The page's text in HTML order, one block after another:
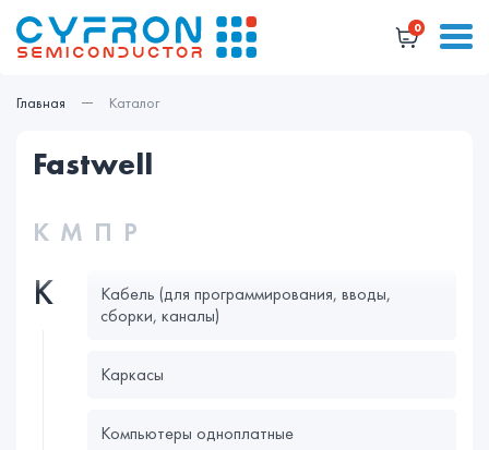
0
Главная Каталог
fastwell
К М П Р
К
Кабель (для программирования, вводы,
сборки, каналы)
Каркасы
Компьютеры одноплатные